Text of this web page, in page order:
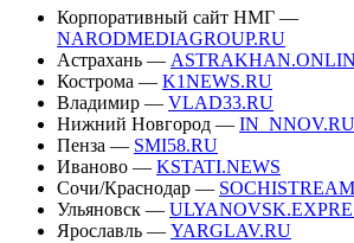
Корпоративный сайт НМГ —
NARODMEDIAGROUP.RU
Астрахань —
Кострома — K1NEWS.RU
Владимир — VLAD33.RU
Нижний Новгород — IN_NNOV.RU
Пенза — SMI58.RU
Иваново — KSTATI.NEWS
Сочи/Краснодар —
Ульяновск —
Ярославль — YARGLAV.RU